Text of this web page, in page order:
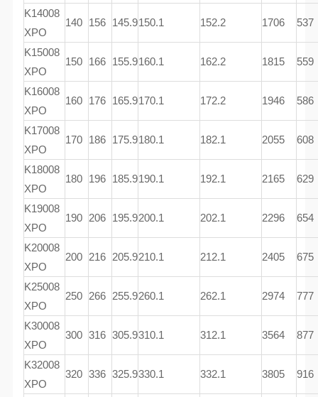
K14008
XPO
140 156 145.9150.1 152.2 1706 537
K15008
XPO
150 166 155.9160.1 162.2 1815 559
K16008
XPO
160 176 165.9170.1 172.2 1946 586
K17008
XPO
170 186 175.9180.1 182.1 2055 608
K18008
XPO
180 196 185.9190.1 192.1 2165 629
K19008
XPO
190 206 195.9200.1 202.1 2296 654
K20008
XPO
200 216 205.9210.1 212.1 2405 675
K25008
XPO
250 266 255.9260.1 262.1 2974 777
K30008
XPO
300 316 305.9310.1 312.1 3564 877
K32008
XPO
320 336 325.9330.1 332.1 3805 916